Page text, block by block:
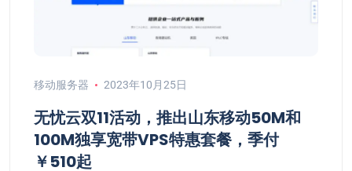
移动服务器 2023年10月25日
无忧云双11活动，推出山东移动50M和
100M独享宽带VPS特惠套餐，季付
￥510起